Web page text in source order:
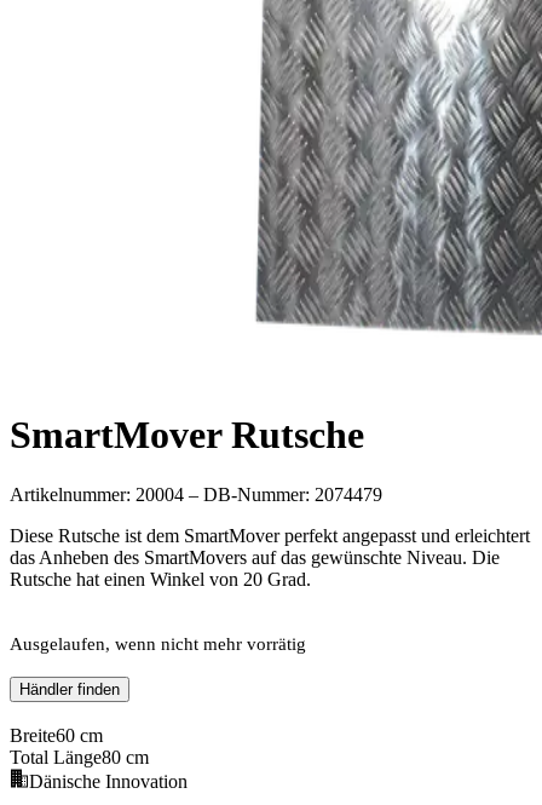
SmartMover Rutsche
Artikelnummer: 20004 – DB-Nummer: 2074479
Diese Rutsche ist dem SmartMover perfekt angepasst und erleichtert
das Anheben des SmartMovers auf das gewünschte Niveau. Die
Rutsche hat einen Winkel von 20 Grad.
Ausgelaufen, wenn nicht mehr vorrätig
Händler finden
Breite60 cm
Total Länge80 cm
Dänische Innovation